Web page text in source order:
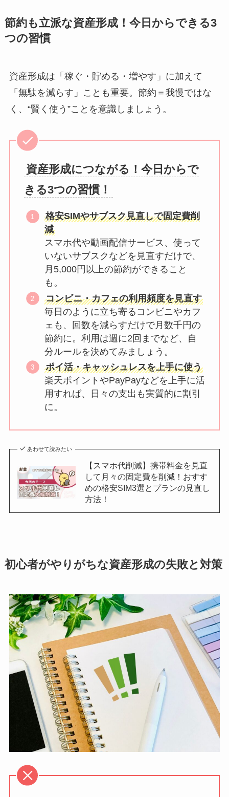
節約も立派な資産形成！今日からできる3
つの習慣
資産形成は「稼ぐ・貯める・増やす」に加えて
「無駄を減らす」ことも重要。節約＝我慢ではな
く、“賢く使う”ことを意識しましょう。
資産形成につながる！今日からで
きる3つの習慣！
格安SIMやサブスク見直しで固定費削
減
スマホ代や動画配信サービス、使って
いないサブスクなどを見直すだけで、
月5,000円以上の節約ができること
も。
コンビニ・カフェの利用頻度を見直す
毎日のように立ち寄るコンビニやカフ
ェも、回数を減らすだけで月数千円の
節約に。利用は週に2回までなど、自
分ルールを決めてみましょう。
ポイ活・キャッシュレスを上手に使う
楽天ポイントやPayPayなどを上手に活
用すれば、日々の支出も実質的に割引
に。
あわせて読みたい
【スマホ代削減】携帯料金を見直
して月々の固定費を削減！おすす
めの格安SIM3選とプランの見直し
方法！
初心者がやりがちな資産形成の失敗と対策